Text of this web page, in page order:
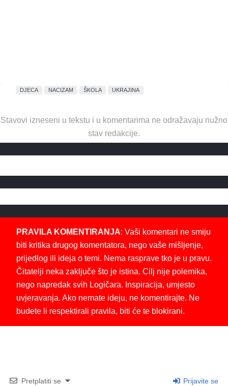
DJECA NACIZAM ŠKOLA UKRAJINA
Stavovi izneseni u tekstu i u komentarima ne odražavaju nužno
stav redakcije.
PRAVILA KOMENTIRANJA: Vaši komentari ne smiju
biti kritika drugog komentatora, nego vaše mišljenje,
prijedlog ili ideja o temi. Nema rasprave tko je u pravu.
Čitatelji neka zaključe što je istina. Cilj nije polemika,
nego napredak svih Logičara. Inspiracija, umjesto
uvjeravanja. Ako nemate ideju, ne komentirajte. Ne
budete li respektirali pravila, biti će te blokirani.
Pretplatiti se Prijavite se